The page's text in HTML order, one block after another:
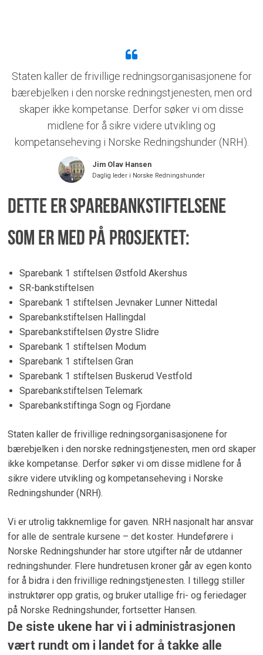
Staten kaller de frivillige redningsorganisasjonene for
bærebjelken i den norske redningstjenesten, men ord
skaper ikke kompetanse. Derfor søker vi om disse
midlene for å sikre videre utvikling og
kompetanseheving i Norske Redningshunder (NRH).
Jim Olav Hansen
Daglig leder i Norske Redningshunder
Dette er Sparebankstiftelsene
som er med på prosjektet:
Sparebank 1 stiftelsen Østfold Akershus
SR-bankstiftelsen
Sparebank 1 stiftelsen Jevnaker Lunner Nittedal
Sparebankstiftelsen Hallingdal
Sparebankstiftelsen Øystre Slidre
Sparebank 1 stiftelsen Modum
Sparebank 1 stiftelsen Gran
Sparebank 1 stiftelsen Buskerud Vestfold
Sparebankstiftelsen Telemark
Sparebankstiftinga Sogn og Fjordane
Staten kaller de frivillige redningsorganisasjonene for
bærebjelken i den norske redningstjenesten, men ord skaper
ikke kompetanse. Derfor søker vi om disse midlene for å
sikre videre utvikling og kompetanseheving i Norske
Redningshunder (NRH).
Vi er utrolig takknemlige for gaven. NRH nasjonalt har ansvar
for alle de sentrale kursene – det koster. Hundeførere i
Norske Redningshunder har store utgifter når de utdanner
redningshunder. Flere hundretusen kroner går av egen konto
for å bidra i den frivillige redningstjenesten. I tillegg stiller
instruktører opp gratis, og bruker utallige fri- og feriedager
på Norske Redningshunder, fortsetter Hansen.
De siste ukene har vi i administrasjonen
vært rundt om i landet for å takke alle